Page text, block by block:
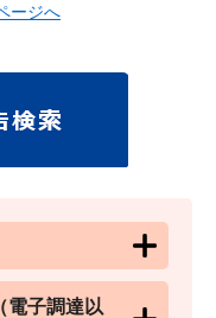
ージへ
電子調達以